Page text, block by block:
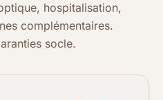
hospitalisation,
complémentaires.
socle.